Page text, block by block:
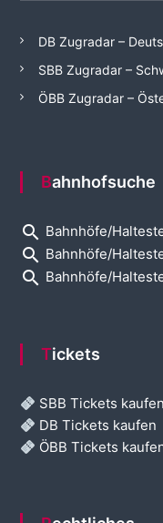
DB Zugradar –
SBB Zugradar –
ÖBB Zugradar –
Bahnhofsuche
search Bahnhöfe/
search Bahnhöfe/
search Bahnhöfe/
Tickets
SBB Tickets kaufen
DB Tickets kaufen
ÖBB Tickets